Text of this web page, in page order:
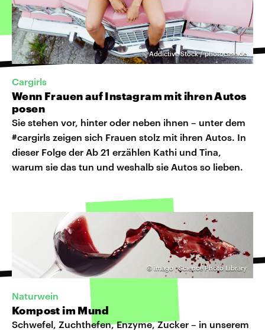
©Addictive Stock / photocase.de
Cargirls
Wenn Frauen auf Instagram mit ihren Autos
posen
Sie stehen vor, hinter oder neben ihnen – unter dem
#cargirls zeigen sich Frauen stolz mit ihren Autos. In
dieser Folge der Ab 21 erzählen Kathi und Tina,
warum sie das tun und weshalb sie Autos so lieben.
© imago | Science Photo Library
Naturwein
Kompost im Mund
Schwefel, Zuchthefen, Enzyme, Zucker – in unserem